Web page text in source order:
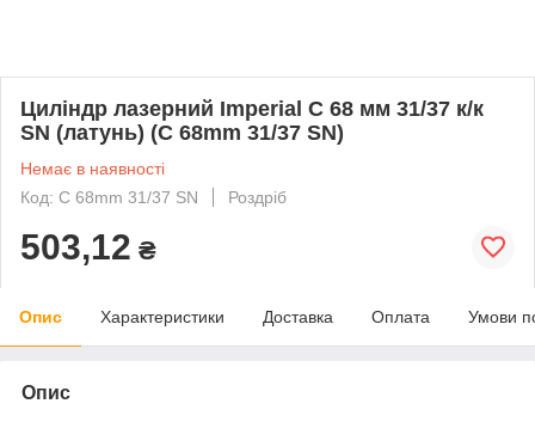
Циліндр лазерний Imperial C 68 мм 31/37 к/к
SN (латунь) (C 68mm 31/37 SN)
Немає в наявності
Код: C 68mm 31/37 SN
Роздріб
503,12 ₴
Опис Характеристики Доставка Оплата Умови
Опис